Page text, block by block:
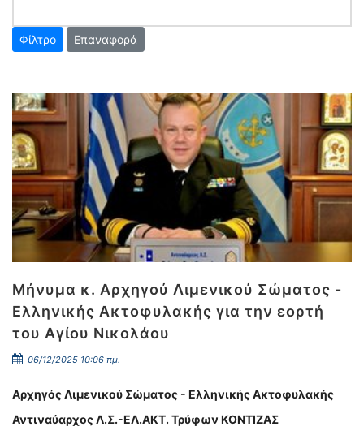
Επαναφορά
Μήνυμα κ. Αρχηγού Λιμενικού Σώματος -
Ελληνικής Ακτοφυλακής για την εορτή
του Αγίου Νικολάου
06/12/2025 10:06 πμ.
Αρχηγός Λιμενικού Σώματος - Ελληνικής Ακτοφυλακής
Αντιναύαρχος Λ.Σ.-ΕΛ.ΑΚΤ. Τρύφων ΚΟΝΤΙΖΑΣ